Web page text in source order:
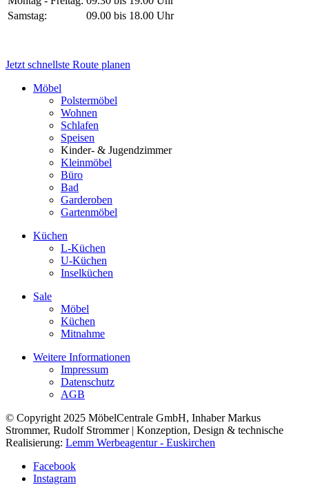
Samstag:
09.00 bis 18.00 Uhr
Jetzt schnellste Route planen
Möbel
Polstermöbel
Wohnen
Schlafen
Speisen
Kinder- & Jugendzimmer
Kleinmöbel
Büro
Bad
Garderoben
Gartenmöbel
Küchen
L-Küchen
U-Küchen
Inselküchen
Sale
Möbel
Küchen
Mitnahme
Weitere Informationen
Impressum
Datenschutz
AGB
© Copyright 2025 MöbelCentrale GmbH, Inhaber Markus
Strommer, Rudolf Strommer | Konzeption, Design & technische
Realisierung: Lemm Werbeagentur - Euskirchen
Facebook
Instagram